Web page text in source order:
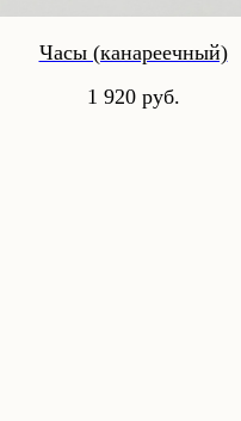
Часы (канареечный)
1 920 руб.